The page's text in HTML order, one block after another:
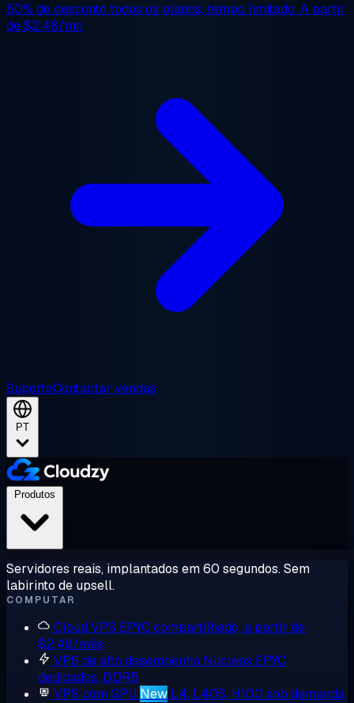
50% de desconto todos os planos, tempo limitado. A partir
de$2.48/mo
SuporteContactar vendas
PT
Servidores reais, implantados em 60 segundos. Sem
labirinto de upsell.
COMPUTAR
Cloud VPS EPYC compartilhado, a partir de
$2,48/mês
VPS de alto desempenho Núcleos EPYC
dedicados, DDR5
VPS com GPU New L4, L40S, H100 sob demanda